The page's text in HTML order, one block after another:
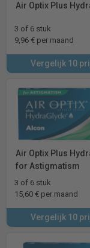
Air Optix Plus
3 of 6 stuk
9,96 € per maand
Vergelijk 10
Air Optix Plus
for Astigmatism
3 of 6 stuk
15,60 € per maand
Vergelijk 10